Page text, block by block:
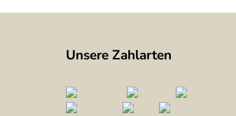
Unsere Zahlarten